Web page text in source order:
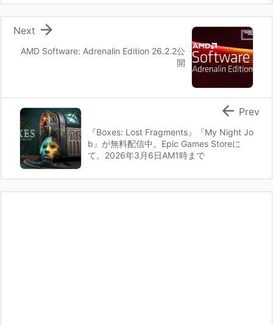
AMD Software: Adrenalin Edition 26.2.2公
開

Next
『Boxes: Lost Fragments』『My Night Jo
b』が無料配信中。Epic Games Storeに
て。2026年3月6日AM1時まで
 Prev